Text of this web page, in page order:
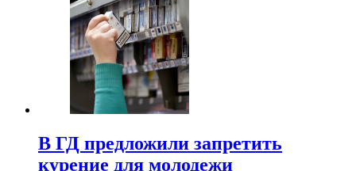
В ГД предложили запретить
курение для молодежи